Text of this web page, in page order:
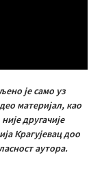
је само уз
материјал, као
другачије
Крагујевац доо
аутора.